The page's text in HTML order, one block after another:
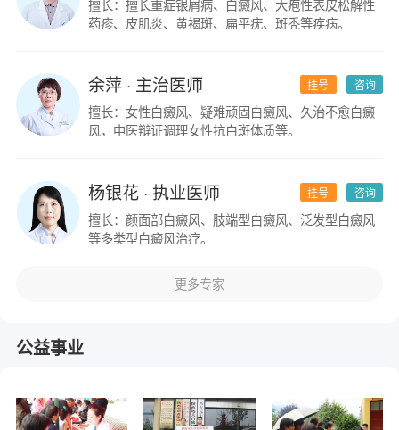
擅长：擅长重症银屑病、白癜风、大疱性表皮松解性
药疹、皮肌炎、黄褐斑、扁平疣、斑秃等疾病。
咨询
挂号
余萍· 主治医师
擅长：女性白癜风、疑难顽固白癜风、久治不愈白癜
风，中医辩证调理女性抗白斑体质等。
咨询
挂号
杨银花· 执业医师
擅长：颜面部白癜风、肢端型白癜风、泛发型白癜风
等多类型白癜风治疗。
更多专家
公益事业